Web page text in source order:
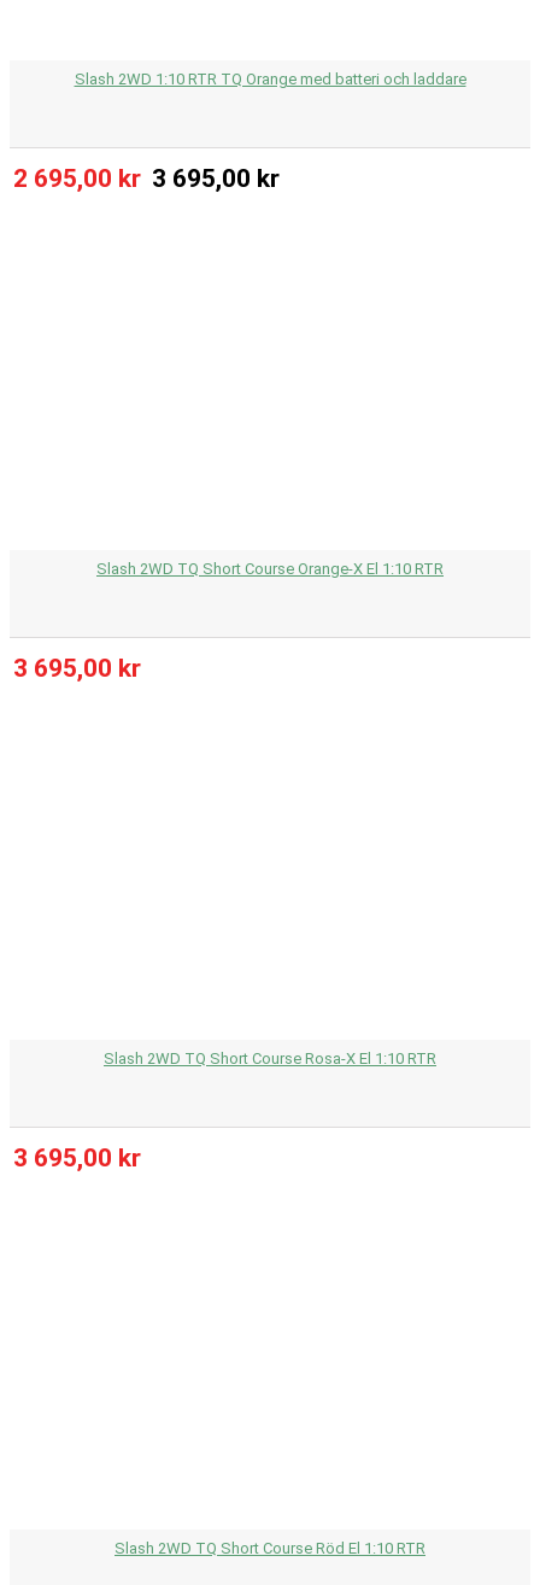
Slash 2WD 1:10 RTR TQ Orange med batteri och laddare
2 695,00 kr 3 695,00 kr
Slash 2WD TQ Short Course Orange-X El 1:10 RTR
3 695,00 kr
Slash 2WD TQ Short Course Rosa-X El 1:10 RTR
3 695,00 kr
Slash 2WD TQ Short Course Röd El 1:10 RTR